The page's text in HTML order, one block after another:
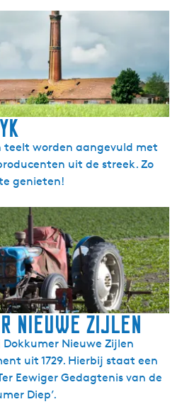
teelt worden aangevuld met
uit de streek. Zo
genieten!
Nieuwe Zijlen
Dokkumer Nieuwe Zijlen
uit 1729. Hierbij staat een
Eewiger Gedagtenis van de
Diep’.